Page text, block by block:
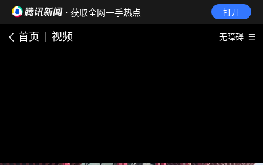
· 获取全网一手热点 打开
首页 视频 无障碍